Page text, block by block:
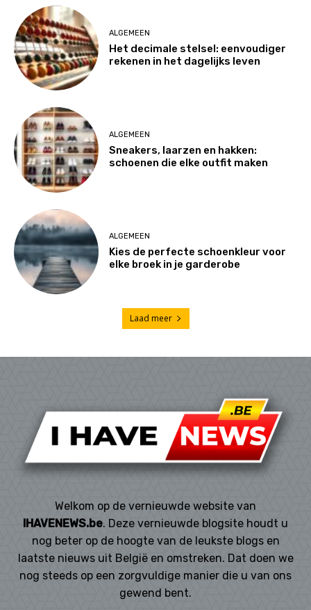
Welkom op de vernieuwde website van
IHAVENEWS.be. Deze vernieuwde blogsite houdt u
nog beter op de hoogte van de leukste blogs en
laatste nieuws uit België en omstreken. Dat doen we
nog steeds op een zorgvuldige manier die u van ons
gewend bent.